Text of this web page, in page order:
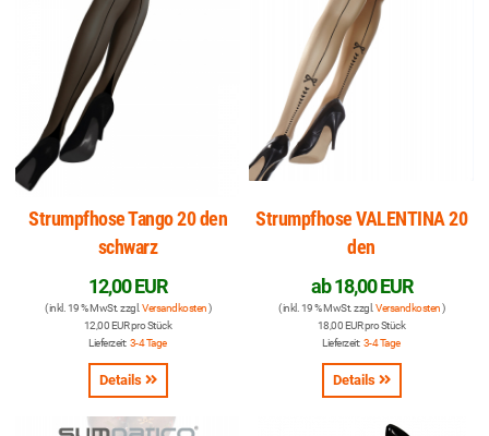
Strumpfhose Tango 20 den
schwarz
12,00 EUR
( inkl. 19 % MwSt. zzgl. Versandkosten)
12,00 EUR pro Stück
Lieferzeit: 3-4 Tage
Details
Strumpfhose VALENTINA 20
den
ab18,00 EUR
( inkl. 19 % MwSt. zzgl. Versandkosten)
18,00 EUR pro Stück
Lieferzeit: 3-4 Tage
Details